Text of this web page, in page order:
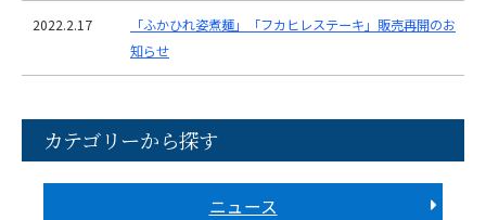
2022.2.17
「ふかひれ姿煮麺」「フカヒレステーキ」販売再開のお
知らせ
カテゴリーから探す
ニュース